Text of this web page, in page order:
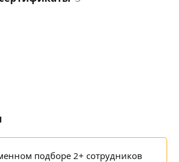
подборе 2+ сотрудников